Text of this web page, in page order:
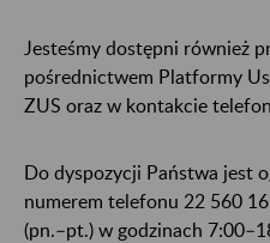
Jesteśmy dostępni również
pośrednictwem Platformy
ZUS oraz w kontakcie
Do dyspozycji Państwa jest
numerem telefonu 22 560
(pn.–pt.) w godzinach